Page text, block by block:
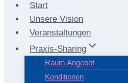
Start
Unsere Vision
Veranstaltungen
Praxis-Sharing
Raum Angebot
Konditionen